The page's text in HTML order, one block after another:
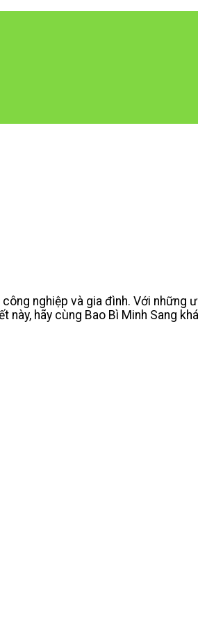
nghiệp và gia đình. Với những
hãy cùng Bao Bì Minh Sang